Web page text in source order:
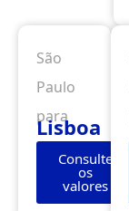
São
Paulo
para
Lisboa
Consulte
os
valores